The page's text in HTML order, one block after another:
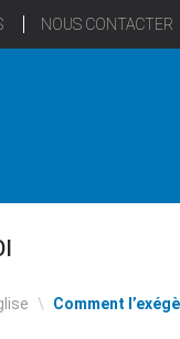
NOUS CONTACTER
\ Comment